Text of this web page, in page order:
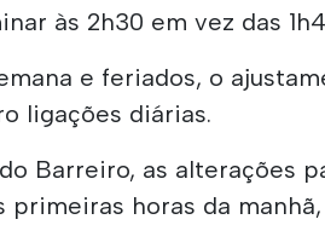
às 2h30 em vez das
e feriados, o
ligações diárias.
Barreiro, as alterações
primeiras horas da